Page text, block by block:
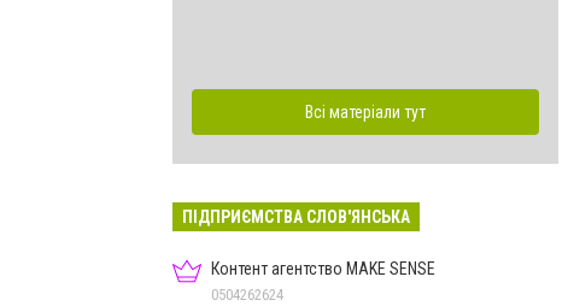
Всі матеріали тут
ПІДПРИЄМСТВА СЛОВ'ЯНСЬКА
Контент агентство MAKE SENSE
0504262624